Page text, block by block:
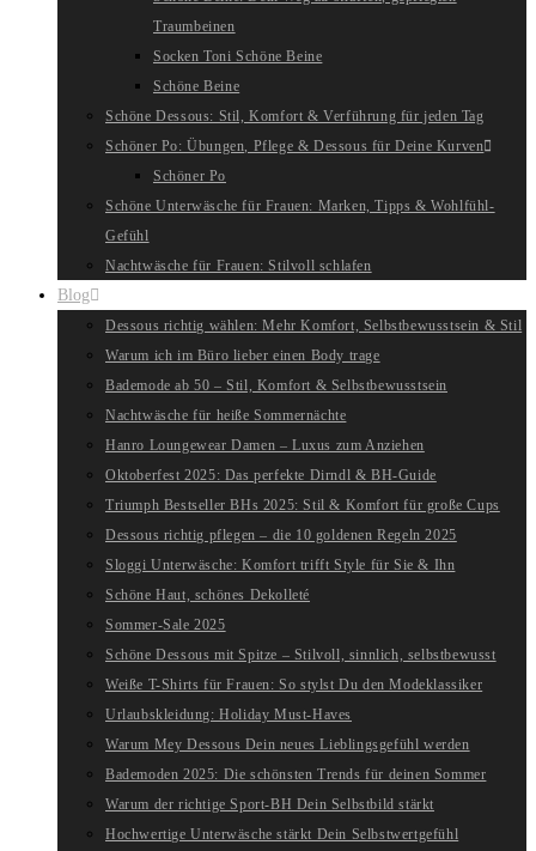
Traumbeinen
Socken Toni Schöne Beine
Schöne Beine
Schöne Dessous: Stil, Komfort & Verführung für jeden Tag
Schöner Po: Übungen, Pflege & Dessous für Deine Kurven
Schöner Po
Schöne Unterwäsche für Frauen: Marken, Tipps & Wohlfühl-
Gefühl
Nachtwäsche für Frauen: Stilvoll schlafen
Blog
Dessous richtig wählen: Mehr Komfort, Selbstbewusstsein & Stil
Warum ich im Büro lieber einen Body trage
Bademode ab 50 – Stil, Komfort & Selbstbewusstsein
Nachtwäsche für heiße Sommernächte
Hanro Loungewear Damen – Luxus zum Anziehen
Oktoberfest 2025: Das perfekte Dirndl & BH-Guide
Triumph Bestseller BHs 2025: Stil & Komfort für große Cups
Dessous richtig pflegen – die 10 goldenen Regeln 2025
Sloggi Unterwäsche: Komfort trifft Style für Sie & Ihn
Schöne Haut, schönes Dekolleté
Sommer-Sale 2025
Schöne Dessous mit Spitze – Stilvoll, sinnlich, selbstbewusst
Weiße T-Shirts für Frauen: So stylst Du den Modeklassiker
Urlaubskleidung: Holiday Must-Haves
Warum Mey Dessous Dein neues Lieblingsgefühl werden
Bademoden 2025: Die schönsten Trends für deinen Sommer
Warum der richtige Sport-BH Dein Selbstbild stärkt
Hochwertige Unterwäsche stärkt Dein Selbstwertgefühl